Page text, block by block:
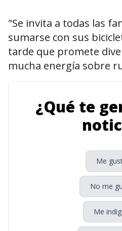
"Se invita a todas las
sumarse con sus
tarde que promete
mucha energía sobre
¿Qué te
Me
No me
Me